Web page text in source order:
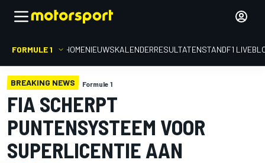
FORMULE 1 HOMENIEUWSKALENDERRESULTATENSTANDF1
BREAKING NEWS Formule 1
FIA SCHERPT
PUNTENSYSTEEM VOOR
SUPERLICENTIE AAN